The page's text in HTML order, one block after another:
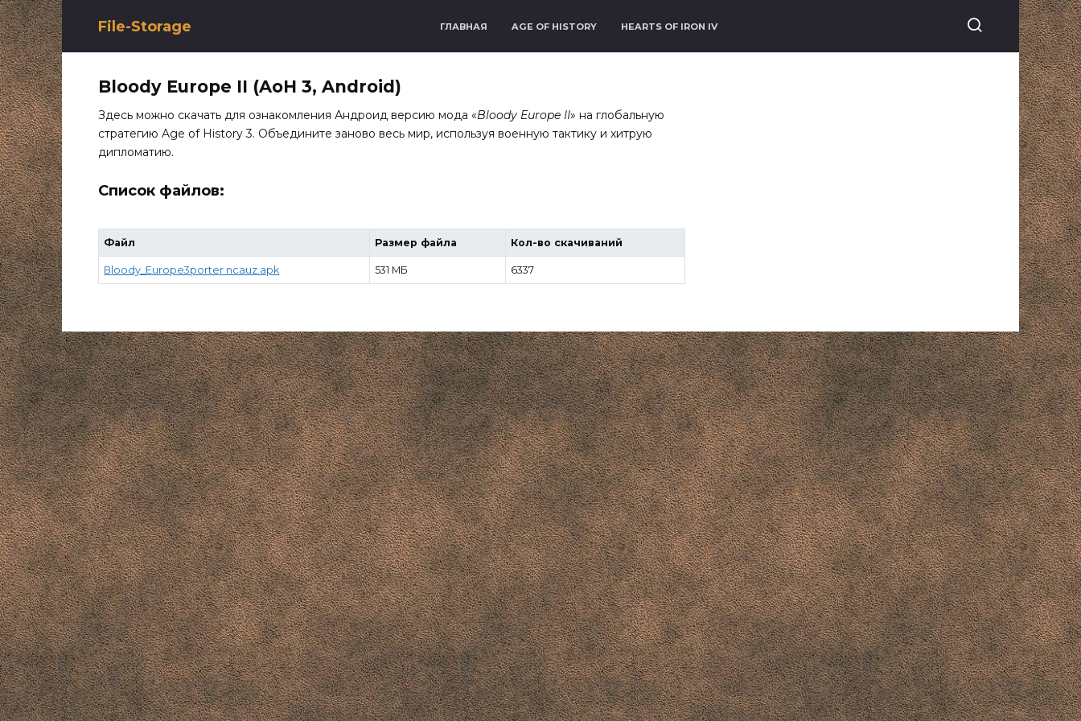
Перейти
к
содержанию
File-Storage ГЛАВНАЯ AGE OF HISTORY HEARTS OF IRON IV
Bloody Europe II (AoH 3, Android)
Здесь можно скачать для ознакомления Андроид версию мода «Bloody Europe II» на глобальную
стратегию Age of History 3. Объедините заново весь мир, используя военную тактику и хитрую
дипломатию.
Список файлов:
Файл Размер файла Кол-во скачиваний
Bloody_Europe3porter ncauz.apk 531 МБ 6337